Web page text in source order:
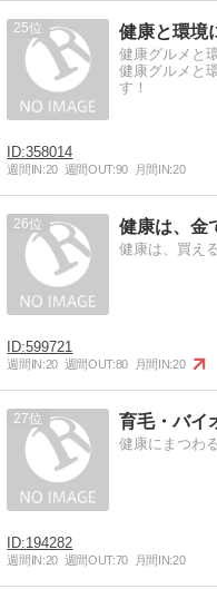
25 健康と環境
健康グルメと
健康グルメと
す！
358014
週間IN:20 週間OUT:90 月間IN:20
26 健康は、金
健康は、買え
599721
週間IN:20 週間OUT:80 月間IN:20
27 育毛・バイ
健康にまつわ
194282
週間IN:20 週間OUT:70 月間IN:20